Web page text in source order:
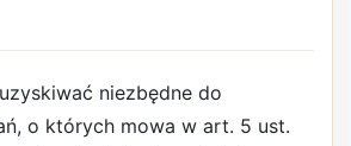
niezbędne do
o których mowa w art. 5 ust.